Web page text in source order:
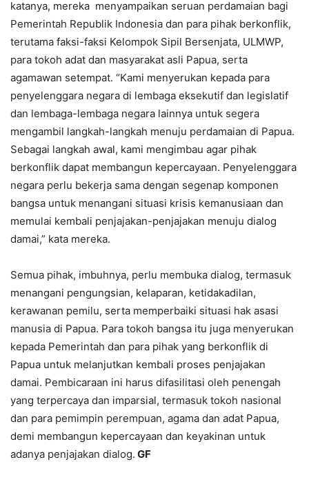
katanya, mereka menyampaikan seruan perdamaian bagi
Pemerintah Republik Indonesia dan para pihak berkonflik,
terutama faksi-faksi Kelompok Sipil Bersenjata, ULMWP,
para tokoh adat dan masyarakat asli Papua, serta
agamawan setempat. “Kami menyerukan kepada para
penyelenggara negara di lembaga eksekutif dan legislatif
dan lembaga-lembaga negara lainnya untuk segera
mengambil langkah-langkah menuju perdamaian di Papua.
Sebagai langkah awal, kami mengimbau agar pihak
berkonflik dapat membangun kepercayaan. Penyelenggara
negara perlu bekerja sama dengan segenap komponen
bangsa untuk menangani situasi krisis kemanusiaan dan
memulai kembali penjajakan-penjajakan menuju dialog
damai,” kata mereka.
Semua pihak, imbuhnya, perlu membuka dialog, termasuk
menangani pengungsian, kelaparan, ketidakadilan,
kerawanan pemilu, serta memperbaiki situasi hak asasi
manusia di Papua. Para tokoh bangsa itu juga menyerukan
kepada Pemerintah dan para pihak yang berkonflik di
Papua untuk melanjutkan kembali proses penjajakan
damai. Pembicaraan ini harus difasilitasi oleh penengah
yang terpercaya dan imparsial, termasuk tokoh nasional
dan para pemimpin perempuan, agama dan adat Papua,
demi membangun kepercayaan dan keyakinan untuk
adanya penjajakan dialog. GF